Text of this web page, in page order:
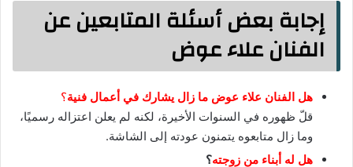
إجابة بعض أسئلة المتابعين عن
الفنان علاء عوض
هل الفنان علاء عوض ما زال يشارك في أعمال فنية؟
قلّ ظهوره في السنوات الأخيرة، لكنه لم يعلن اعتزاله رسميًا،
وما زال متابعوه يتمنون عودته إلى الشاشة.
هل له أبناء من زوجته؟